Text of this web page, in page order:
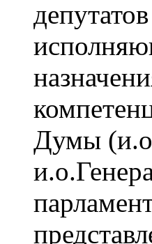
Думы